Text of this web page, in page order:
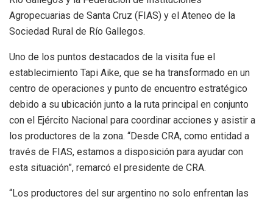
Agropecuarias de Santa Cruz (FIAS) y el Ateneo de la
Sociedad Rural de Río Gallegos.
Uno de los puntos destacados de la visita fue el
establecimiento Tapi Aike, que se ha transformado en un
centro de operaciones y punto de encuentro estratégico
debido a su ubicación junto a la ruta principal en conjunto
con el Ejército Nacional para coordinar acciones y asistir a
los productores de la zona. “Desde CRA, como entidad a
través de FIAS, estamos a disposición para ayudar con
esta situación”, remarcó el presidente de CRA.
“Los productores del sur argentino no solo enfrentan las